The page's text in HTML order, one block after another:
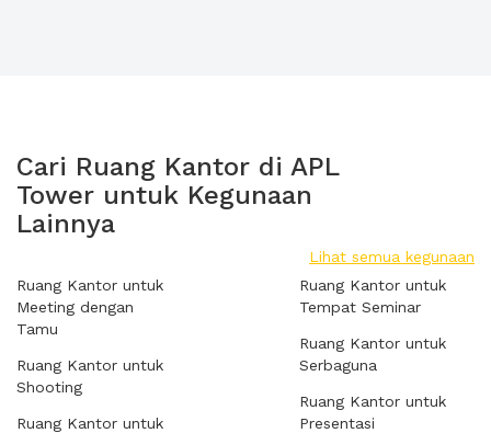
Cari Ruang Kantor di APL
Tower untuk Kegunaan
Lainnya
Lihat semua kegunaan
Ruang Kantor untuk
Meeting dengan
Tamu
Ruang Kantor untuk
Shooting
Ruang Kantor untuk
Ruang Kantor untuk
Tempat Seminar
Ruang Kantor untuk
Serbaguna
Ruang Kantor untuk
Presentasi